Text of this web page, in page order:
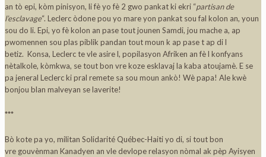
an tò epi, kòm pinisyon, li fè yo fè 2 gwo pankat ki ekri “partisan de
l’esclavage“. Leclerc òdone pou yo mare yon pankat sou fal kolon an, youn
sou do li. Epi, yo fè kolon an pase tout jounen Samdi, jou mache a, ap
pwomennen sou plas piblik pandan tout moun k ap pase t ap di l
betiz. Konsa, Leclerc te vle asire l, popilasyon Afriken an fè l konfyans
nètalkole, kòmkwa, se tout bon vre koze esklavaj la kaba atoujamè. E se
pa jeneral Leclerc ki pral remete sa sou moun ankò! Wè papa! Ale kwè
bonjou blan malveyan se laverite!
***
Bò kote pa yo, militan Solidarité Québec-Haiti yo di, si tout bon
vre gouvènman Kanadyen an vle devlope relasyon nòmal ak pèp Ayisyen